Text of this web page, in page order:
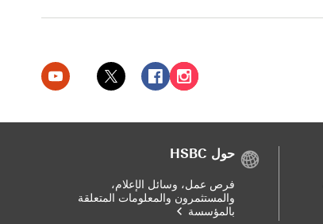
بنك HSBC الإمارات العربية المتحدة على إنستغرام سيتم فتح هذا الرابط في نافذة جديدة بنك HSBC الإمارات العربية المتحدة على فيسبوك سيتم فتح هذا الرابط في نافذة جديدة بنك HSBC الإمارات العربية المتحدة على تويتر سيتم فتح هذا الرابط في نافذة جديدة بنك HSBC الإمارات العربية المتحدة على يوتيوب سيتم فتح هذا الرابط في نافذة جديدة
حول HSBC
فرص عمل، وسائل الإعلام،
والمستثمرون والمعلومات المتعلقة
بالمؤسسة